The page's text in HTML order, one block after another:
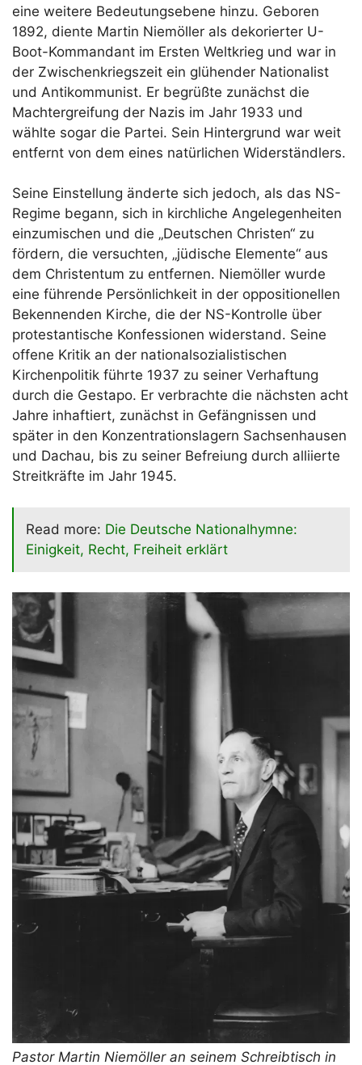
eine weitere Bedeutungsebene hinzu. Geboren
1892, diente Martin Niemöller als dekorierter U-
Boot-Kommandant im Ersten Weltkrieg und war in
der Zwischenkriegszeit ein glühender Nationalist
und Antikommunist. Er begrüßte zunächst die
Machtergreifung der Nazis im Jahr 1933 und
wählte sogar die Partei. Sein Hintergrund war weit
entfernt von dem eines natürlichen Widerständlers.
Seine Einstellung änderte sich jedoch, als das NS-
Regime begann, sich in kirchliche Angelegenheiten
einzumischen und die „Deutschen Christen“ zu
fördern, die versuchten, „jüdische Elemente“ aus
dem Christentum zu entfernen. Niemöller wurde
eine führende Persönlichkeit in der oppositionellen
Bekennenden Kirche, die der NS-Kontrolle über
protestantische Konfessionen widerstand. Seine
offene Kritik an der nationalsozialistischen
Kirchenpolitik führte 1937 zu seiner Verhaftung
durch die Gestapo. Er verbrachte die nächsten acht
Jahre inhaftiert, zunächst in Gefängnissen und
später in den Konzentrationslagern Sachsenhausen
und Dachau, bis zu seiner Befreiung durch alliierte
Streitkräfte im Jahr 1945.
Read more: Die Deutsche Nationalhymne:
Einigkeit, Recht, Freiheit erklärt
Pastor Martin Niemöller an seinem Schreibtisch in